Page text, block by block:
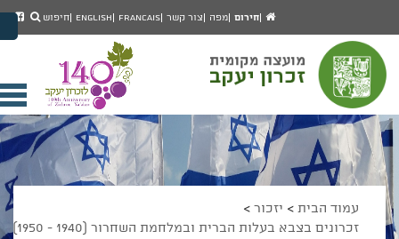
מעבר לתפריט ראשי
הגדל גודל פונט
הקטן גודל פונט
מצב ניגודיות גבוהה
מצב ניגודיות נמוכה
הצג קישורים
הצהרת נגישות
עמוד
הבית
חירום מפה צור קשר Francais
English חיפוש
עמוד הבית > יזכור >
זכרונים בצבא בעלות הברית ובמלחמת השחרור (1940 - 1950)